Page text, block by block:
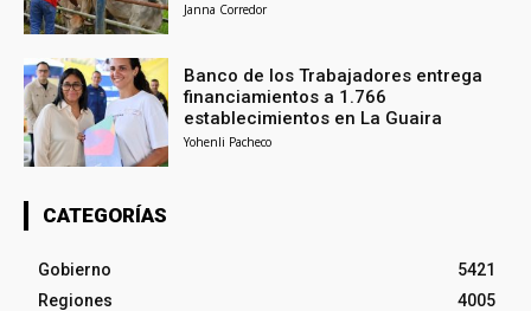
Janna Corredor
Banco de los Trabajadores entrega
financiamientos a 1.766
establecimientos en La Guaira
Yohenli Pacheco
CATEGORÍAS
Gobierno
5421
Regiones
4005